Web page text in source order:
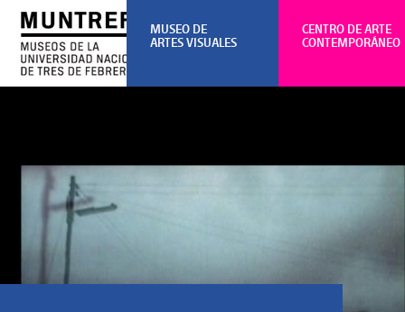
CENTRO DE ARTE
CONTEMPORÁNEO
MUSEO DE
ARTES VISUALES